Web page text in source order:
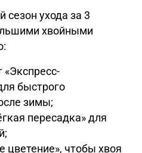
сезон ухода за 3
хвойными
«Экспресс-
быстрого
зимы;
пересадка» для
цветение», чтобы хвоя